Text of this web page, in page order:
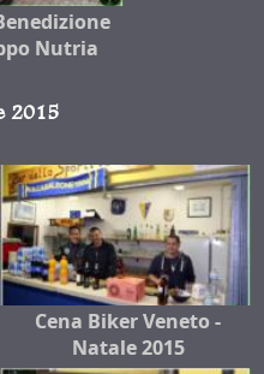
Nutria
2015
Cena Biker Veneto -
Natale 2015